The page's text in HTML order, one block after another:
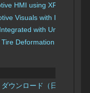
HMI using XR
Visuals with ICVFX in
with Unreal
Deformation
ウンロード（日本語版）